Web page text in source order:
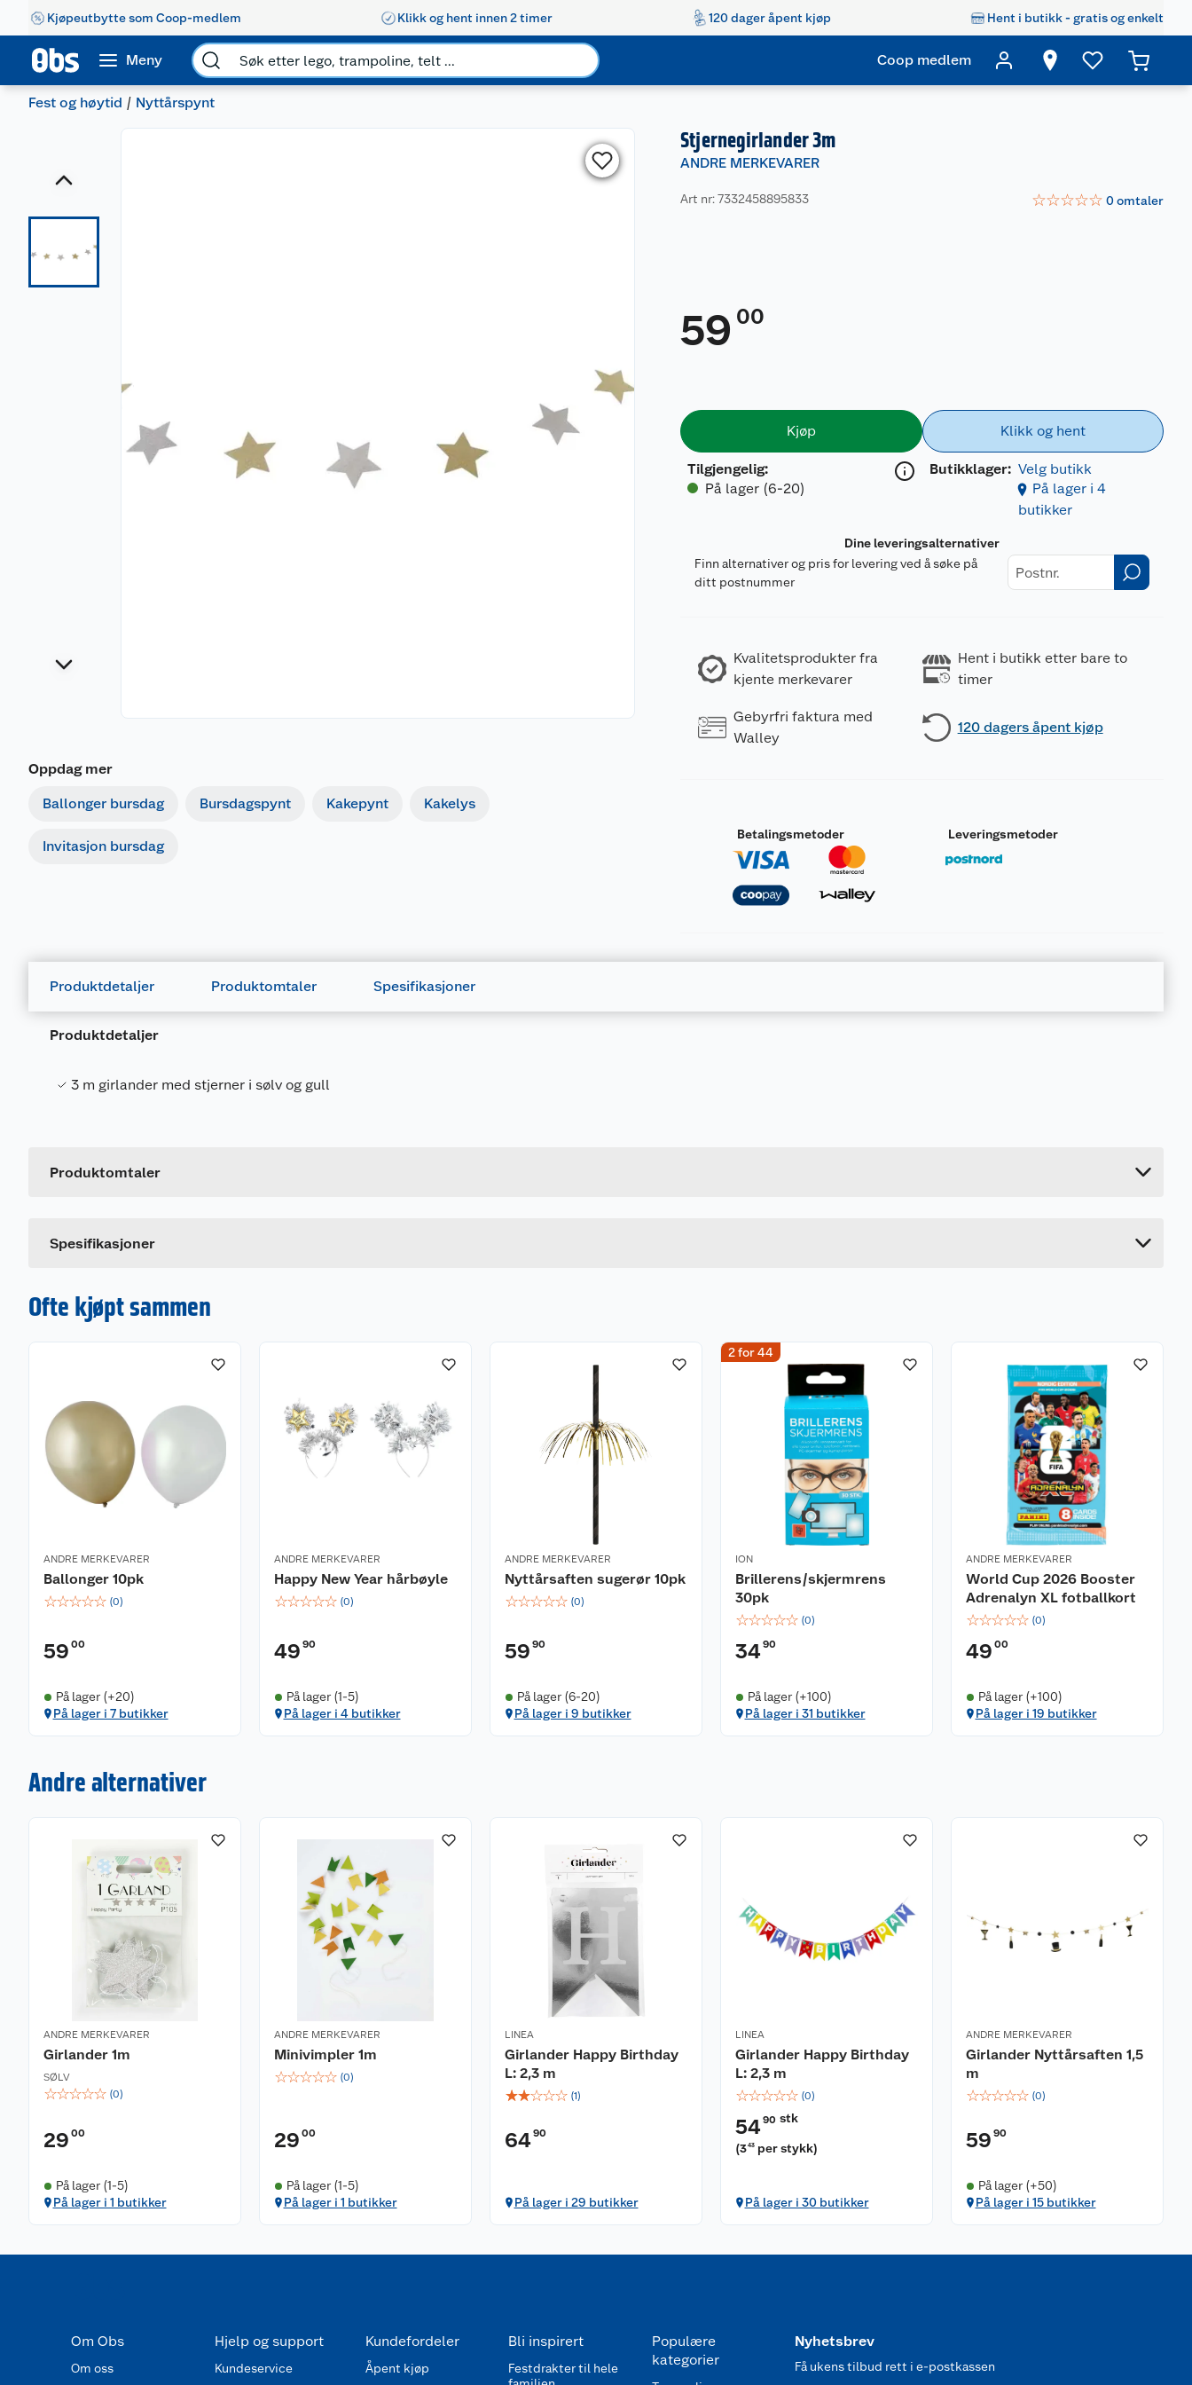
Kjøpeutbytte som Coop-medlem Klikk og hent innen 2 timer 120 dager åpent kjøp Hent i butikk - gratis og enkelt
Meny Coop medlem
Fest og høytid Nyttårspynt
Oppdag mer
Ballonger bursdag Bursdagspynt Kakepynt Kakelys
Invitasjon bursdag
Stjernegirlander 3m
ANDRE MERKEVARER
Art nr: 7332458895833 ☆☆☆☆☆ 0omtaler
59 00
Kjøp
Tilgjengelig:
På lager (6-20)
Klikk og hent
Butikklager: Velg butikk
På lager i 4
butikker
Dine leveringsalternativer
Finn alternativer og pris for levering ved å søke på
ditt postnummer
Kvalitetsprodukter fra
kjente merkevarer
Hent i butikk etter bare to
timer
Gebyrfri faktura med
Walley
120 dagers åpent kjøp
Betalingsmetoder Leveringsmetoder
Produktdetaljer Produktomtaler Spesifikasjoner
Produktdetaljer
3 m girlander med stjerner i sølv og gull
Produktomtaler
Spesifikasjoner
Leverandørens artikkelnummer
Ofte kjøpt sammen
ANDRE MERKEVARER
Ballonger 10pk
☆☆☆☆☆ (0)
59 00
På lager (+20)
På lager i 7 butikker
ANDRE MERKEVARER
Happy New Year hårbøyle
☆☆☆☆☆ (0)
49 90
På lager (1-5)
På lager i 4 butikker
ANDRE MERKEVARER
Nyttårsaften sugerør 10pk
☆☆☆☆☆ (0)
59 90
På lager (6-20)
På lager i 9 butikker
2 for 44
ION
Brillerens/skjermrens
30pk
☆☆☆☆☆ (0)
3490
På lager (+100)
På lager i 31 butikker
ANDRE MERKEVARER
World Cup 2026 Booster
Adrenalyn XL fotballkort
☆☆☆☆☆ (0)
49 00
På lager (+100)
På lager i 19 butikker
Andre alternativer
ANDRE MERKEVARER
Girlander 1m
SØLV
☆☆☆☆☆ (0)
29 00
På lager (1-5)
På lager i 1 butikker
ANDRE MERKEVARER
Minivimpler 1m
☆☆☆☆☆ (0)
29 00
På lager (1-5)
På lager i 1 butikker
LINEA
Girlander Happy Birthday
L: 2,3 m
☆☆☆☆☆ (1)
6490
På lager i 29 butikker
LINEA
Girlander Happy Birthday
L: 2,3 m
☆☆☆☆☆ (0)
5490 stk
(343 per stykk)
På lager i 30 butikker
ANDRE MERKEVARER
Girlander Nyttårsaften 1,5
m
☆☆☆☆☆ (0)
59 90
På lager (+50)
På lager i 15 butikker
Om Obs
Om oss
Hjelp og support
Kundeservice
Kundefordeler
Åpent kjøp
Bli inspirert
Festdrakter til hele
Populære
kategorier
Nyhetsbrev
Få ukens tilbud rett i e-postkassen